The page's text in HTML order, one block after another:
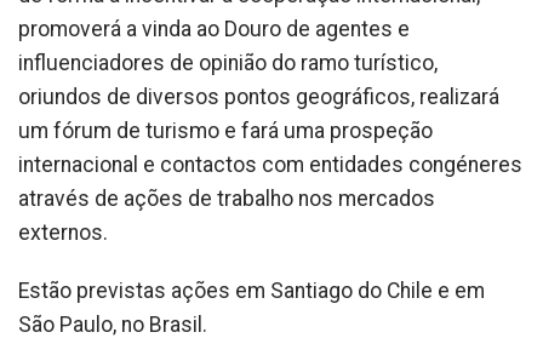
promoverá a vinda ao Douro de agentes e
influenciadores de opinião do ramo turístico,
oriundos de diversos pontos geográficos, realizará
um fórum de turismo e fará uma prospeção
internacional e contactos com entidades congéneres
através de ações de trabalho nos mercados
externos.
Estão previstas ações em Santiago do Chile e em
São Paulo, no Brasil.